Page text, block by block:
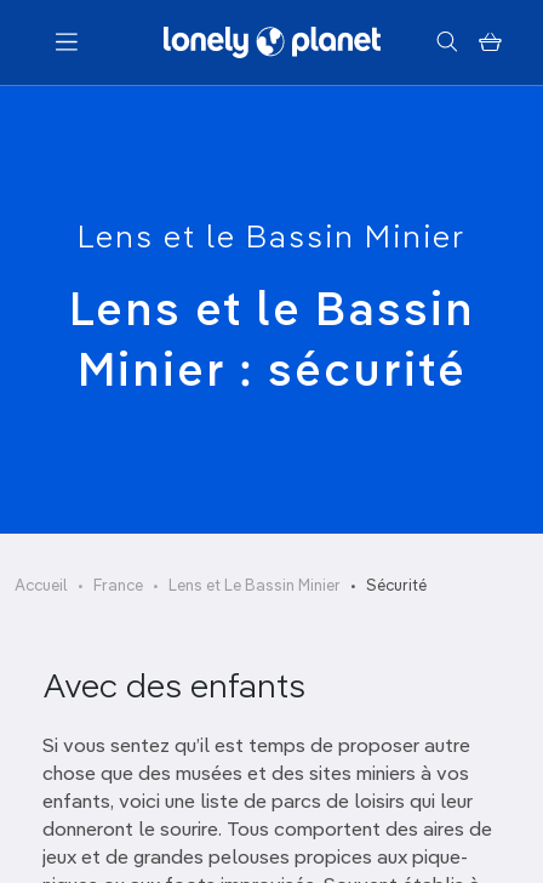
Menu
Lens et le Bassin Minier
Lens et le Bassin
Minier : sécurité
Accueil France Lens et Le Bassin Minier Sécurité
Avec des enfants
Si vous sentez qu’il est temps de proposer autre
chose que des musées et des sites miniers à vos
enfants, voici une liste de parcs de loisirs qui leur
donneront le sourire. Tous comportent des aires de
jeux et de grandes pelouses propices aux pique-